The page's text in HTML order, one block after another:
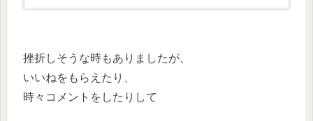
挫折しそうな時もありましたが、
いいねをもらえたり、
時々コメントをしたりして